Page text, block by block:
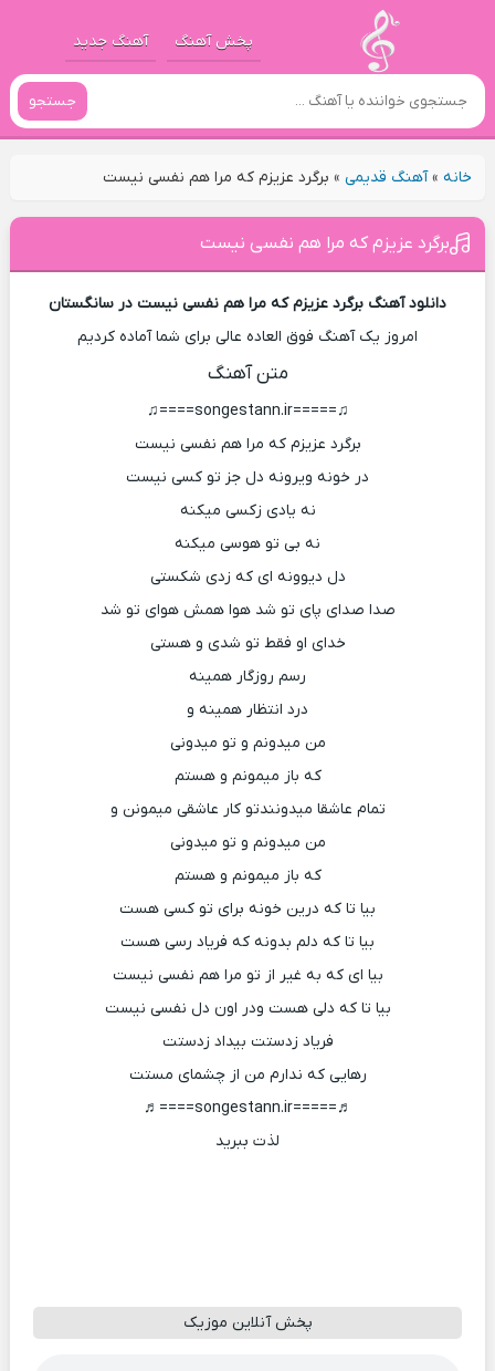
پخش آهنگ آهنگ جدید
جستجو
خانه»آهنگ قدیمی» برگرد عزیزم که مرا هم نفسی نیست
برگرد عزیزم که مرا هم نفسی نیست
دانلود آهنگ برگرد عزیزم که مرا هم نفسی نیست در سانگستان
امروز یک آهنگ فوق العاده عالی برای شما آماده کردیم
متن آهنگ
♫=====songestann.ir====♫
برگرد عزیزم که مرا هم نفسی نیست
در خونه ویرونه دل جز تو کسی نیست
نه یادی زکسی میکنه
نه بی تو هوسی میکنه
دل دیوونه ای که زدی شکستی
صدا صدای پای تو شد هوا همش هوای تو شد
خدای او فقط تو شدی و هستی
رسم روزگار همینه
درد انتظار همینه و
من میدونم و تو میدونی
که باز میمونم و هستم
تمام عاشقا میدونندتو کار عاشقی میمونن و
من میدونم و تو میدونی
که باز میمونم و هستم
بیا تا که درین خونه برای تو کسی هست
بیا تا که دلم بدونه که فریاد رسی هست
بیا ای که به غیر از تو مرا هم نفسی نیست
بیا تا که دلی هست ودر اون دل نفسی نیست
فریاد زدستت بیداد زدستت
رهایی که ندارم من از چشمای مستت
♬=====songestann.ir====♬
لذت ببرید
پخش آنلاین موزیک